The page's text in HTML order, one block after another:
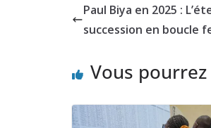
Paul Biya en 2025 :
succession en boucle
Vous